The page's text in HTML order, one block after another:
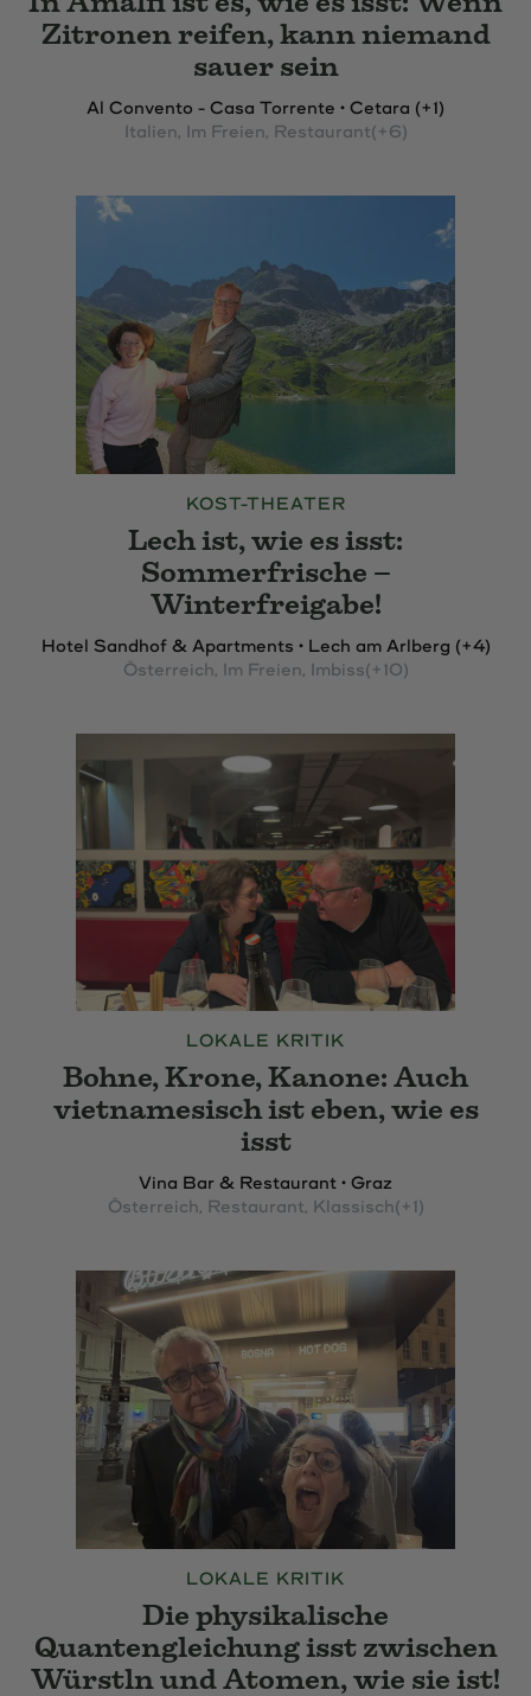
Zitronen reifen, kann niemand
sauer sein
Al Convento - Casa Torrente • Cetara (+1)
Italien, Im Freien, Restaurant(+6)
KOST-THEATER
Lech ist, wie es isst:
Sommerfrische –
Winterfreigabe!
Hotel Sandhof & Apartments • Lech am Arlberg (+4)
Österreich, Im Freien, Imbiss(+10)
LOKALE KRITIK
Bohne, Krone, Kanone: Auch
vietnamesisch ist eben, wie es
isst
Vina Bar & Restaurant • Graz
Österreich, Restaurant, Klassisch(+1)
LOKALE KRITIK
Die physikalische
Quantengleichung isst zwischen
Würstln und Atomen, wie sie ist!